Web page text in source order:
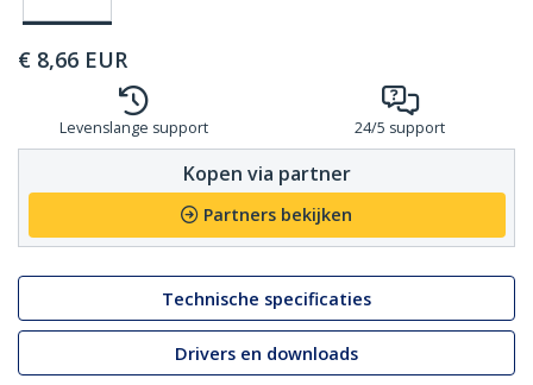
€ 8,66 EUR
Levenslange support 24/5 support
Kopen via partner
Partners bekijken
Technische specificaties
Drivers en downloads